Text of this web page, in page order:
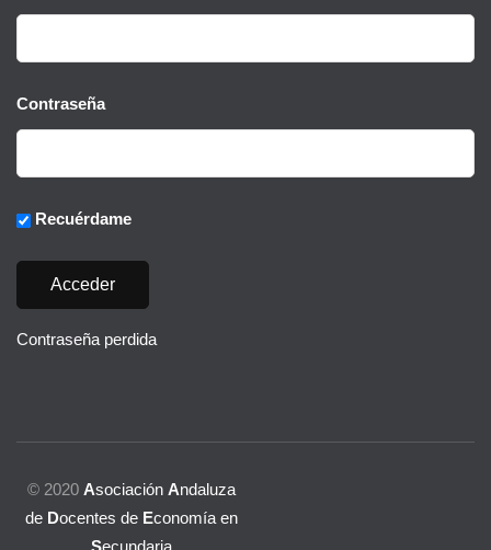
Contraseña
Recuérdame
Contraseña perdida
© 2020 Asociación Andaluza
de Docentes de Economía en
Secundaria